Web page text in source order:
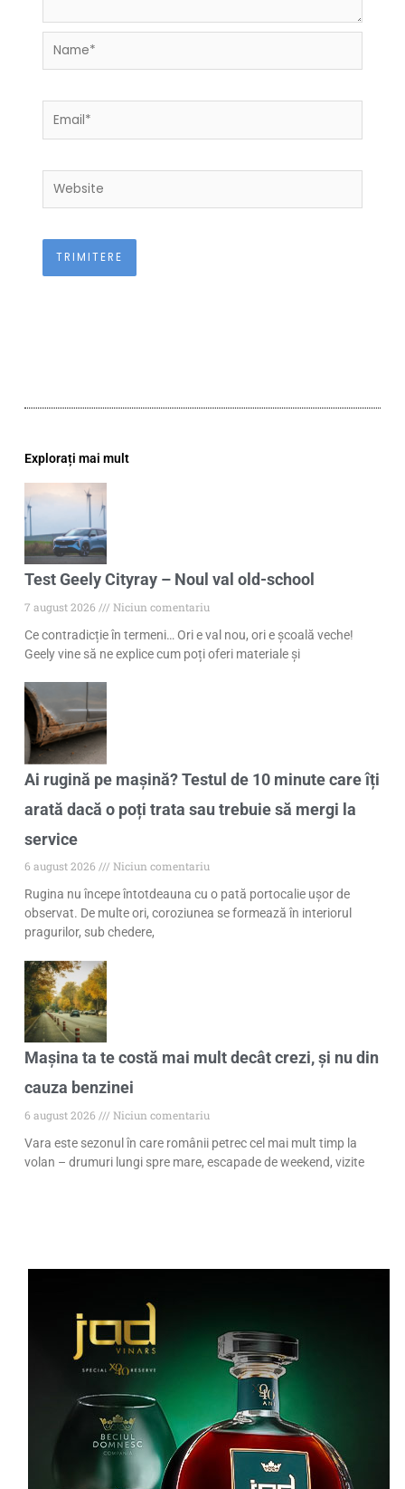
Name*
Email*
Website
Explorați mai mult
Test Geely Cityray – Noul val old-school
7 august 2026
Niciun comentariu
Ce contradicție în termeni… Ori e val nou, ori e școală veche!
Geely vine să ne explice cum poți oferi materiale și
Ai rugină pe mașină? Testul de 10 minute care îți
arată dacă o poți trata sau trebuie să mergi la
service
6 august 2026
Niciun comentariu
Rugina nu începe întotdeauna cu o pată portocalie ușor de
observat. De multe ori, coroziunea se formează în interiorul
pragurilor, sub chedere,
Mașina ta te costă mai mult decât crezi, și nu din
cauza benzinei
6 august 2026
Niciun comentariu
Vara este sezonul în care românii petrec cel mai mult timp la
volan – drumuri lungi spre mare, escapade de weekend, vizite